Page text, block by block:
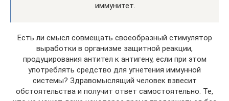
иммунитет.
Есть ли смысл совмещать своеобразный стимулятор
выработки в организме защитной реакции,
продуцирования антител к антигену, если при этом
употреблять средство для угнетения иммунной
системы? Здравомыслящий человек взвесит
обстоятельства и получит ответ самостоятельно. Те,